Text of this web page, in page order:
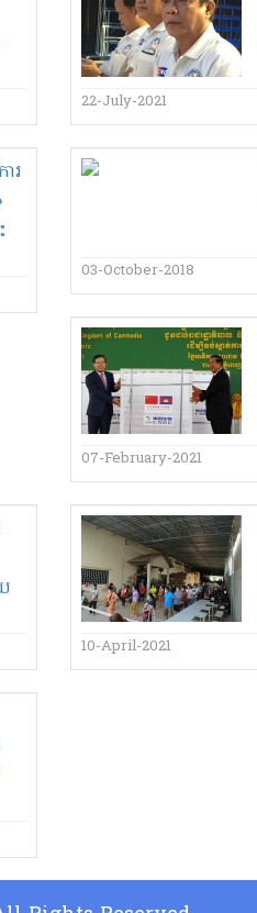
22-July-2021
រ
03-October-2018
07-February-2021
10-April-2021